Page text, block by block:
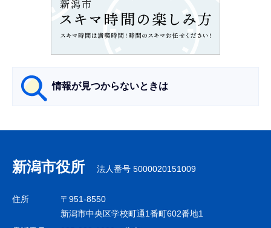
情報が見つからないときは
ナ
ビ
ゲ
新潟市役所 法人番号 5000020151009
住所
〒951-8550
新潟市中央区学校町通1番町602番地1